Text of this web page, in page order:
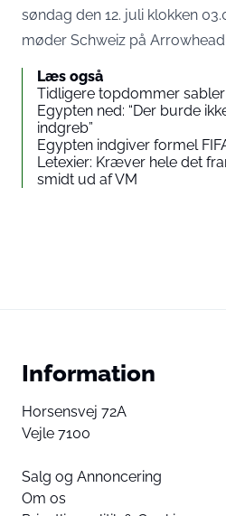
søndag den 12. juli klokken
møder Schweiz på
Læs også
Tidligere topdommer
Egypten ned: “Der burde
indgreb”
Egypten indgiver formel
Letexier: Kræver hele det
smidt ud af VM
Information
Horsensvej 72A
Vejle 7100
Salg og Annoncering
Om os